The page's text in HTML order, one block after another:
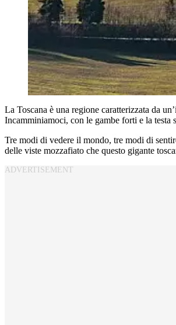
La Toscana è una regione caratterizzata da
Incamminiamoci, con le gambe forti e la testa
Tre modi di vedere il mondo, tre modi di
delle viste mozzafiato che questo gigante